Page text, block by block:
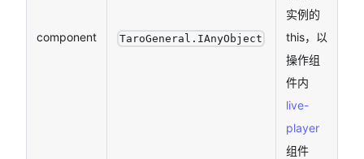
component TaroGeneral.IAnyObject
实例的
this，以
操作组
件内
live-
player
组件